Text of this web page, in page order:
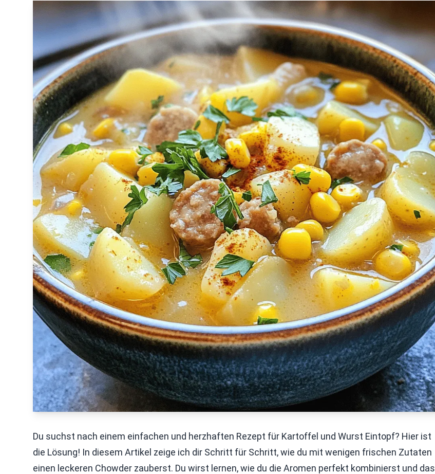
Du suchst nach einem einfachen und herzhaften Rezept für Kartoffel und Wurst Eintopf? Hier ist
die Lösung! In diesem Artikel zeige ich dir Schritt für Schritt, wie du mit wenigen frischen Zutaten
einen leckeren Chowder zauberst. Du wirst lernen, wie du die Aromen perfekt kombinierst und das